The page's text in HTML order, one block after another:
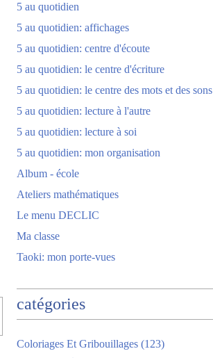
5 au quotidien
5 au quotidien: affichages
5 au quotidien: centre d'écoute
5 au quotidien: le centre d'écriture
5 au quotidien: le centre des mots et des sons
5 au quotidien: lecture à l'autre
5 au quotidien: lecture à soi
5 au quotidien: mon organisation
Album - école
Ateliers mathématiques
Le menu DECLIC
Ma classe
Taoki: mon porte-vues
catégories
Coloriages Et Gribouillages (123)